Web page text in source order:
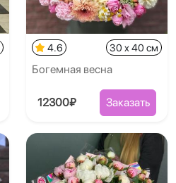
4.6 30 x 40 см
Богемная весна
12300₽ Заказать